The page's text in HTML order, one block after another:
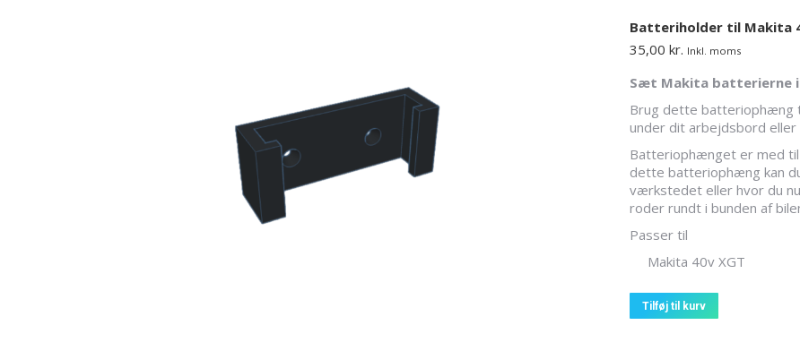
Batteriholder til Makita
35,00 kr. Inkl. moms
Sæt Makita batterierne
Brug dette batteriophæng
under dit arbejdsbord eller
Batteriophænget er med
dette batteriophæng kan
værkstedet eller hvor du
roder rundt i bunden af
Passer til
Makita 40v XGT
Tilføj til kurv